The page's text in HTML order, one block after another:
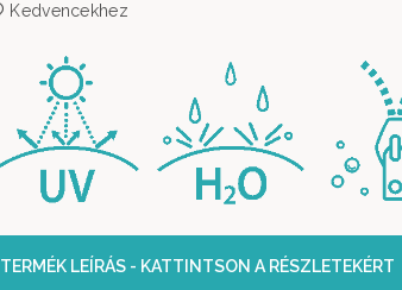
Kedvencekhez
TERMÉK LEÍRÁS - KATTINTSON A RÉSZLETEKÉRT